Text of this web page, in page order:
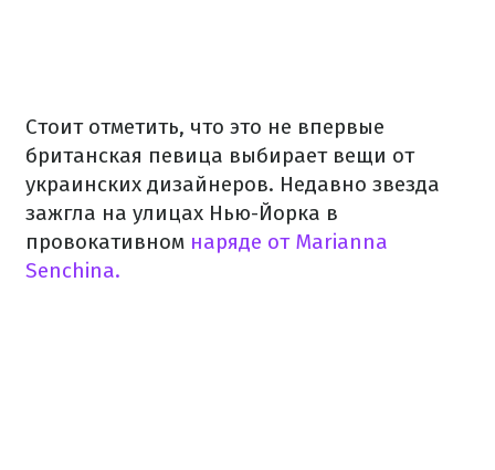
Стоит отметить, что это не впервые
британская певица выбирает вещи от
украинских дизайнеров. Недавно звезда
зажгла на улицах Нью-Йорка в
провокативном наряде от Marianna
Senchina.